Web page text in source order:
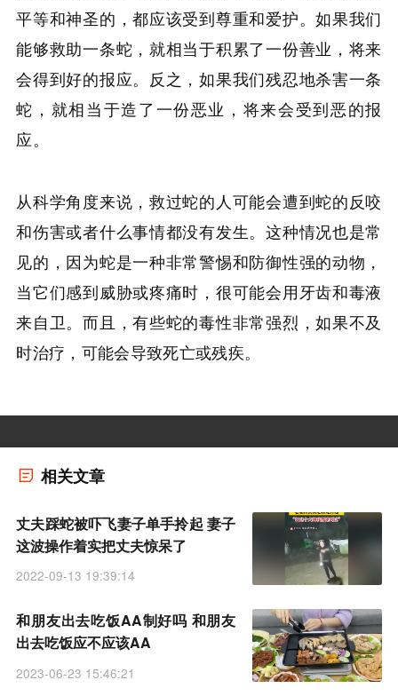
平等和神圣的，都应该受到尊重和爱护。如果我们
能够救助一条蛇，就相当于积累了一份善业，将来
会得到好的报应。反之，如果我们残忍地杀害一条
蛇，就相当于造了一份恶业，将来会受到恶的报
应。
从科学角度来说，救过蛇的人可能会遭到蛇的反咬
和伤害或者什么事情都没有发生。这种情况也是常
见的，因为蛇是一种非常警惕和防御性强的动物，
当它们感到威胁或疼痛时，很可能会用牙齿和毒液
来自卫。而且，有些蛇的毒性非常强烈，如果不及
时治疗，可能会导致死亡或残疾。
相关文章
丈夫踩蛇被吓飞妻子单手拎起 妻子
这波操作着实把丈夫惊呆了
2022-09-13 19:39:14
和朋友出去吃饭AA制好吗 和朋友
出去吃饭应不应该AA
2023-06-23 15:46:21